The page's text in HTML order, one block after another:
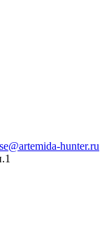
hunter.ru